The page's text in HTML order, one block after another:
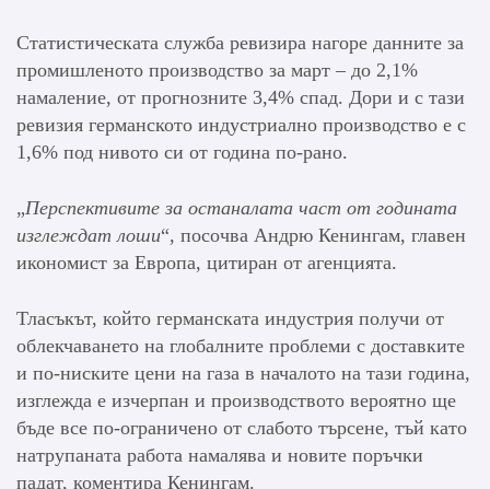
Статистическата служба ревизира нагоре данните за
промишленото производство за март – до 2,1%
намаление, от прогнозните 3,4% спад. Дори и с тази
ревизия германското индустриално производство е с
1,6% под нивото си от година по-рано.
„Перспективите за останалата част от годината
изглеждат лоши“, посочва Андрю Кенингам, главен
икономист за Европа, цитиран от агенцията.
Тласъкът, който германската индустрия получи от
облекчаването на глобалните проблеми с доставките
и по-ниските цени на газа в началото на тази година,
изглежда е изчерпан и производството вероятно ще
бъде все по-ограничено от слабото търсене, тъй като
натрупаната работа намалява и новите поръчки
падат, коментира Кенингам.